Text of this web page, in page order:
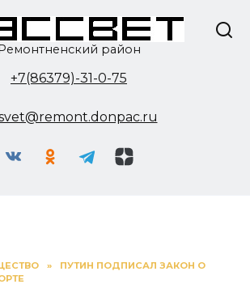
район
+7(86379)-31-0-75
»
ПУТИН ПОДПИСАЛ ЗАКОН О